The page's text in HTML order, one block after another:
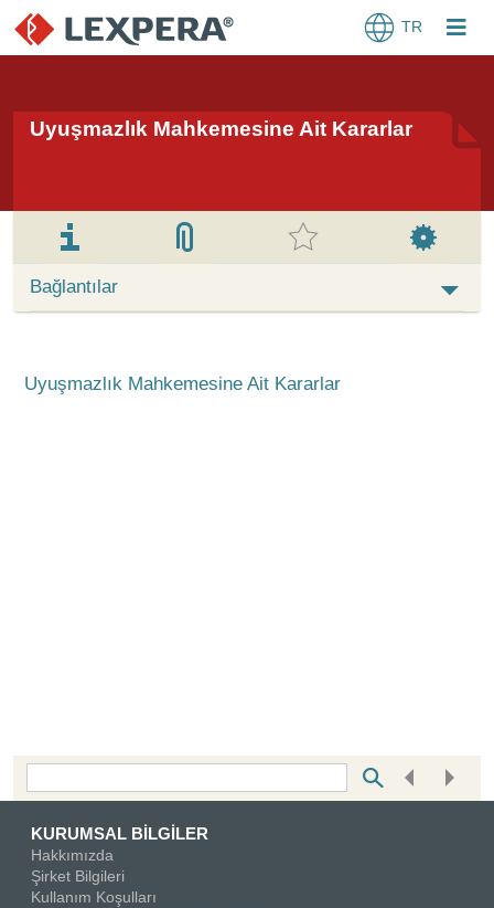
TR
Uyuşmazlık Mahkemesine Ait Kararlar
Bağlantılar
 Uyuşmazlık Mahkemesine Ait Kararlar
KURUMSAL BİLGİLER
Hakkımızda
Şirket Bilgileri
Kullanım Koşulları